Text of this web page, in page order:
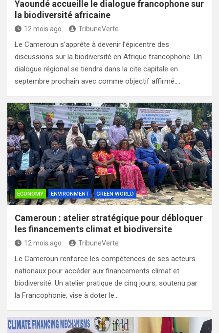
Yaoundé accueille le dialogue francophone sur
la biodiversité africaine
12 mois ago TribuneVerte
Le Cameroun s’apprête à devenir l’épicentre des
discussions sur la biodiversité en Afrique francophone. Un
dialogue régional se tiendra dans la cite capitale en
septembre prochain avec comme objectif affirmé:…
ECONOMY ENVIRONMENT GREEN WORLD
Cameroun : atelier stratégique pour débloquer
les financements climat et biodiversite
12 mois ago TribuneVerte
Le Cameroun renforce les compétences de ses acteurs
nationaux pour accéder aux financements climat et
biodiversité. Un atelier pratique de cinq jours, soutenu par
la Francophonie, vise à doter le…